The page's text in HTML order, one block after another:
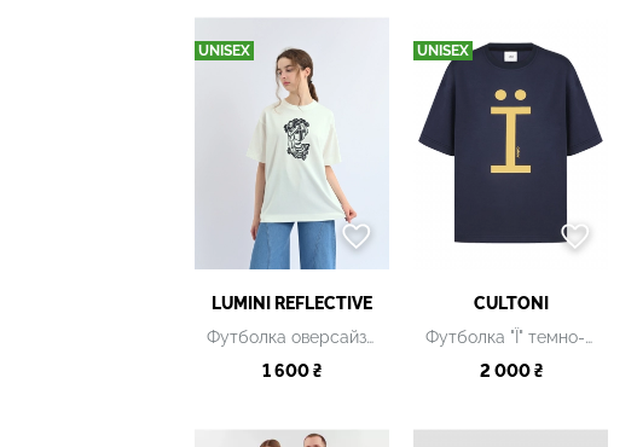
UNISEX
LUMINI REFLECTIVE
Футболка оверсайз біла УНІСЕКС
1 600 ₴
UNISEX
CULTONI
Футболка "Ї" темно-сіра
2 000 ₴